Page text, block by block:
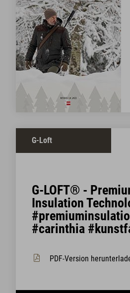
G-Loft
G-LOFT® -
Insulation
#carinthia
PDF-Version